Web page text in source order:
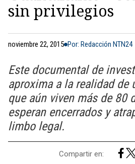
sin privilegios
noviembre 22, 2015 Por: Redacción NTN24
Este documental de
aproxima a la realidad de
que aún viven más de 80
esperan encerrados y
limbo legal.
Compartir en: